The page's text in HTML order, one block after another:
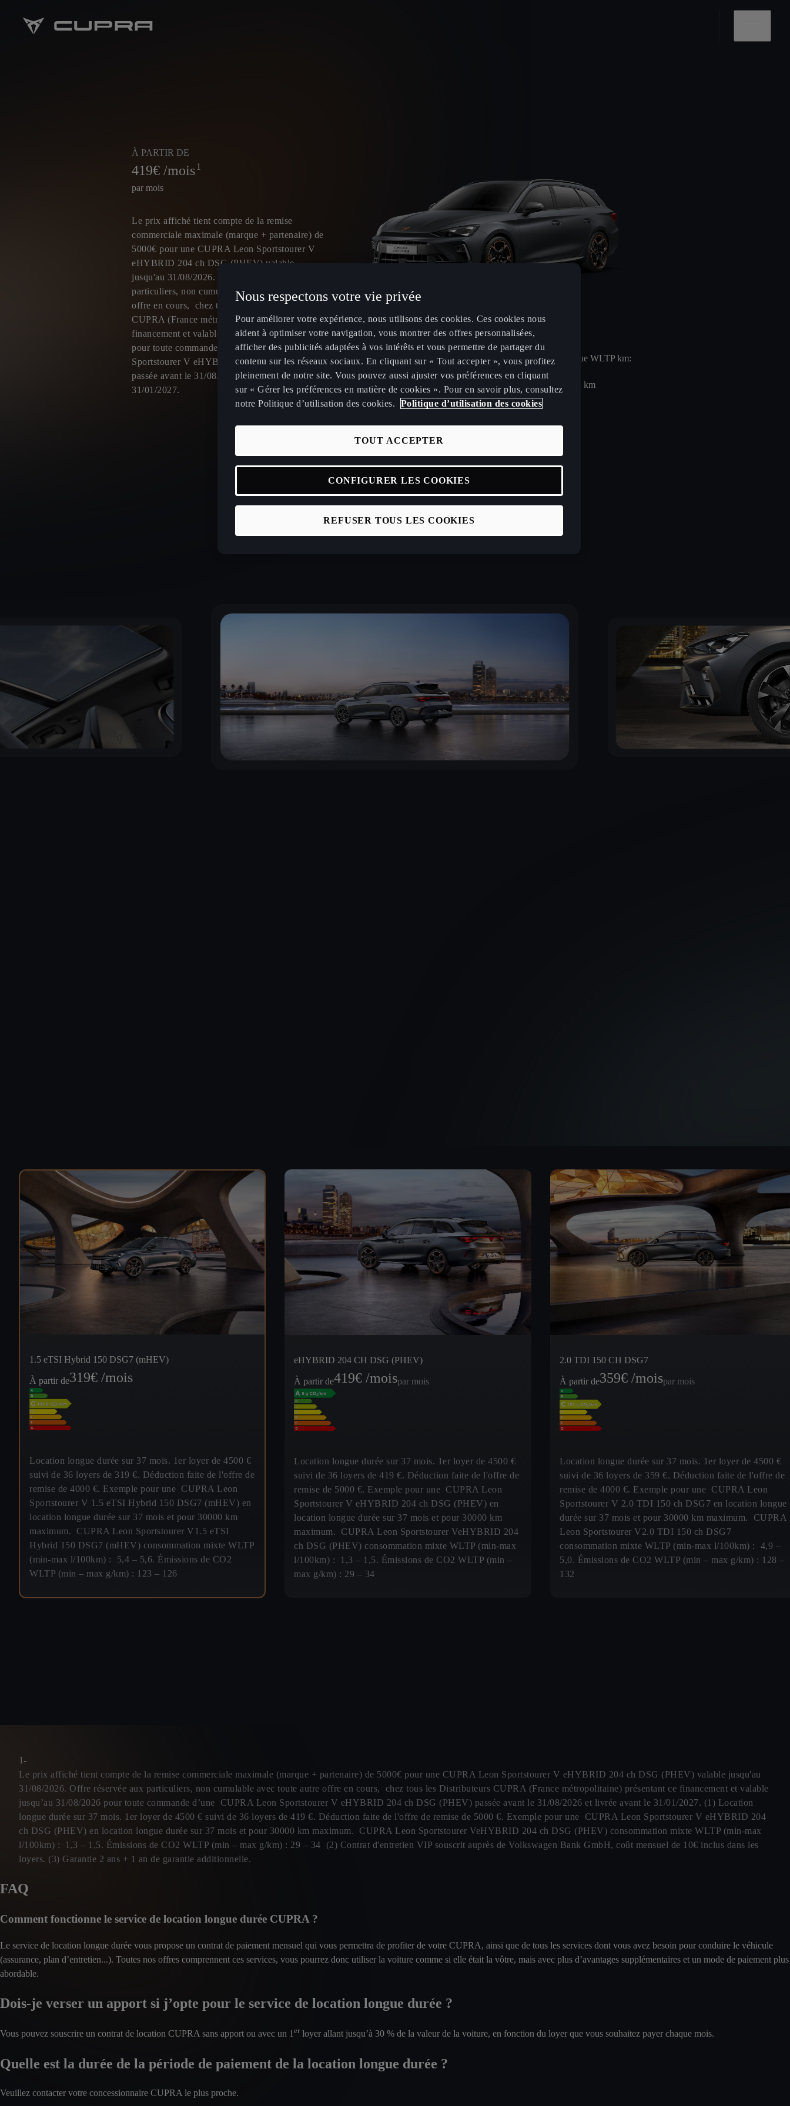
À PARTIR DE
419€ /mois1
par mois
Le prix affiché tient compte de la remise
commerciale maximale (marque + partenaire) de
5000€ pour une CUPRA Leon Sportstourer V
eHYBRID 204 ch DSG (PHEV) valable
jusqu'au 31/08/2026. Offre réservée aux
particuliers, non cumulable avec toute autre
offre en cours, chez tous les Distributeurs
CUPRA (France métropolitaine) présentant ce
financement et valable jusqu’au 31/08/2026
pour toute commande d’une CUPRA Leon
Sportstourer V eHYBRID 204 ch DSG (PHEV)
passée avant le 31/08/2026 et livrée avant le
31/01/2027.
Puissance
204
Temps de charge 10-80 %Autonomie électrique WLTP km:
123 km
WLTP CO2 emissions
1.5 eTSI Hybrid 150 DSG7 (mHEV)
À partir de319€ /mois
Location longue durée sur 37 mois. 1er loyer de 4500 €
suivi de 36 loyers de 319 €. Déduction faite de l'offre de
remise de 4000 €. Exemple pour une CUPRA Leon
Sportstourer V 1.5 eTSI Hybrid 150 DSG7 (mHEV) en
location longue durée sur 37 mois et pour 30000 km
maximum. CUPRA Leon Sportstourer V1.5 eTSI
Hybrid 150 DSG7 (mHEV) consommation mixte WLTP
(min-max l/100km) : 5,4 – 5,6. Émissions de CO2
WLTP (min – max g/km) : 123 – 126
eHYBRID 204 CH DSG (PHEV)
À partir de419€ /moispar mois
Location longue durée sur 37 mois. 1er loyer de 4500 €
suivi de 36 loyers de 419 €. Déduction faite de l'offre de
remise de 5000 €. Exemple pour une CUPRA Leon
Sportstourer V eHYBRID 204 ch DSG (PHEV) en
location longue durée sur 37 mois et pour 30000 km
maximum. CUPRA Leon Sportstourer VeHYBRID 204
ch DSG (PHEV) consommation mixte WLTP (min-max
l/100km) : 1,3 – 1,5. Émissions de CO2 WLTP (min –
max g/km) : 29 – 34
2.0 TDI 150 CH DSG7
À partir de359€ /moispar mois
Location longue durée sur 37 mois. 1er loyer de 4500 €
suivi de 36 loyers de 359 €. Déduction faite de l'offre de
remise de 4000 €. Exemple pour une CUPRA Leon
Sportstourer V 2.0 TDI 150 ch DSG7 en location longue
durée sur 37 mois et pour 30000 km maximum. CUPRA
Leon Sportstourer V2.0 TDI 150 ch DSG7
consommation mixte WLTP (min-max l/100km) : 4,9 –
5,0. Émissions de CO2 WLTP (min – max g/km) : 128 –
132
1-
Le prix affiché tient compte de la remise commerciale maximale (marque + partenaire) de 5000€ pour une CUPRA Leon Sportstourer V eHYBRID 204 ch DSG (PHEV) valable jusqu'au
31/08/2026. Offre réservée aux particuliers, non cumulable avec toute autre offre en cours, chez tous les Distributeurs CUPRA (France métropolitaine) présentant ce financement et valable
jusqu’au 31/08/2026 pour toute commande d’une CUPRA Leon Sportstourer V eHYBRID 204 ch DSG (PHEV) passée avant le 31/08/2026 et livrée avant le 31/01/2027. (1) Location
longue durée sur 37 mois. 1er loyer de 4500 € suivi de 36 loyers de 419 €. Déduction faite de l'offre de remise de 5000 €. Exemple pour une CUPRA Leon Sportstourer V eHYBRID 204
ch DSG (PHEV) en location longue durée sur 37 mois et pour 30000 km maximum. CUPRA Leon Sportstourer VeHYBRID 204 ch DSG (PHEV) consommation mixte WLTP (min-max
l/100km) : 1,3 – 1,5. Émissions de CO2 WLTP (min – max g/km) : 29 – 34 (2) Contrat d'entretien VIP souscrit auprès de Volkswagen Bank GmbH, coût mensuel de 10€ inclus dans les
loyers. (3) Garantie 2 ans + 1 an de garantie additionnelle.
FAQ
Comment fonctionne le service de location longue durée CUPRA ?
Le service de location longue durée vous propose un contrat de paiement mensuel qui vous permettra de profiter de votre CUPRA, ainsi que de tous les services dont vous avez besoin pour conduire le véhicule
(assurance, plan d’entretien...). Toutes nos offres comprennent ces services, vous pourrez donc utiliser la voiture comme si elle était la vôtre, mais avec plus d’avantages supplémentaires et un mode de paiement plus
abordable.
Dois-je verser un apport si j’opte pour le service de location longue durée ?
Vous pouvez souscrire un contrat de location CUPRA sans apport ou avec un 1er loyer allant jusqu’à 30 % de la valeur de la voiture, en fonction du loyer que vous souhaitez payer chaque mois.
Quelle est la durée de la période de paiement de la location longue durée ?
Veuillez contacter votre concessionnaire CUPRA le plus proche.
Nous respectons votre vie privée
Pour améliorer votre expérience, nous utilisons des cookies. Ces cookies nous
aident à optimiser votre navigation, vous montrer des offres personnalisées,
afficher des publicités adaptées à vos intérêts et vous permettre de partager du
contenu sur les réseaux sociaux. En cliquant sur « Tout accepter », vous profitez
pleinement de notre site. Vous pouvez aussi ajuster vos préférences en cliquant
sur « Gérer les préférences en matière de cookies ». Pour en savoir plus, consultez
notre Politique d’utilisation des cookies.
Politique d’utilisation des cookies
REFUSER TOUS LES COOKIES
TOUT ACCEPTER
CONFIGURER LES COOKIES